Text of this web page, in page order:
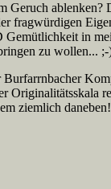
Ge­ruch ab­len­ken?
frag­wür­di­gen
in
zu wol­len... ;-
Bur­farrn­ba­cher
Ori­gi­na­li­täts­ska­la
ziem­lich da­ne­ben!